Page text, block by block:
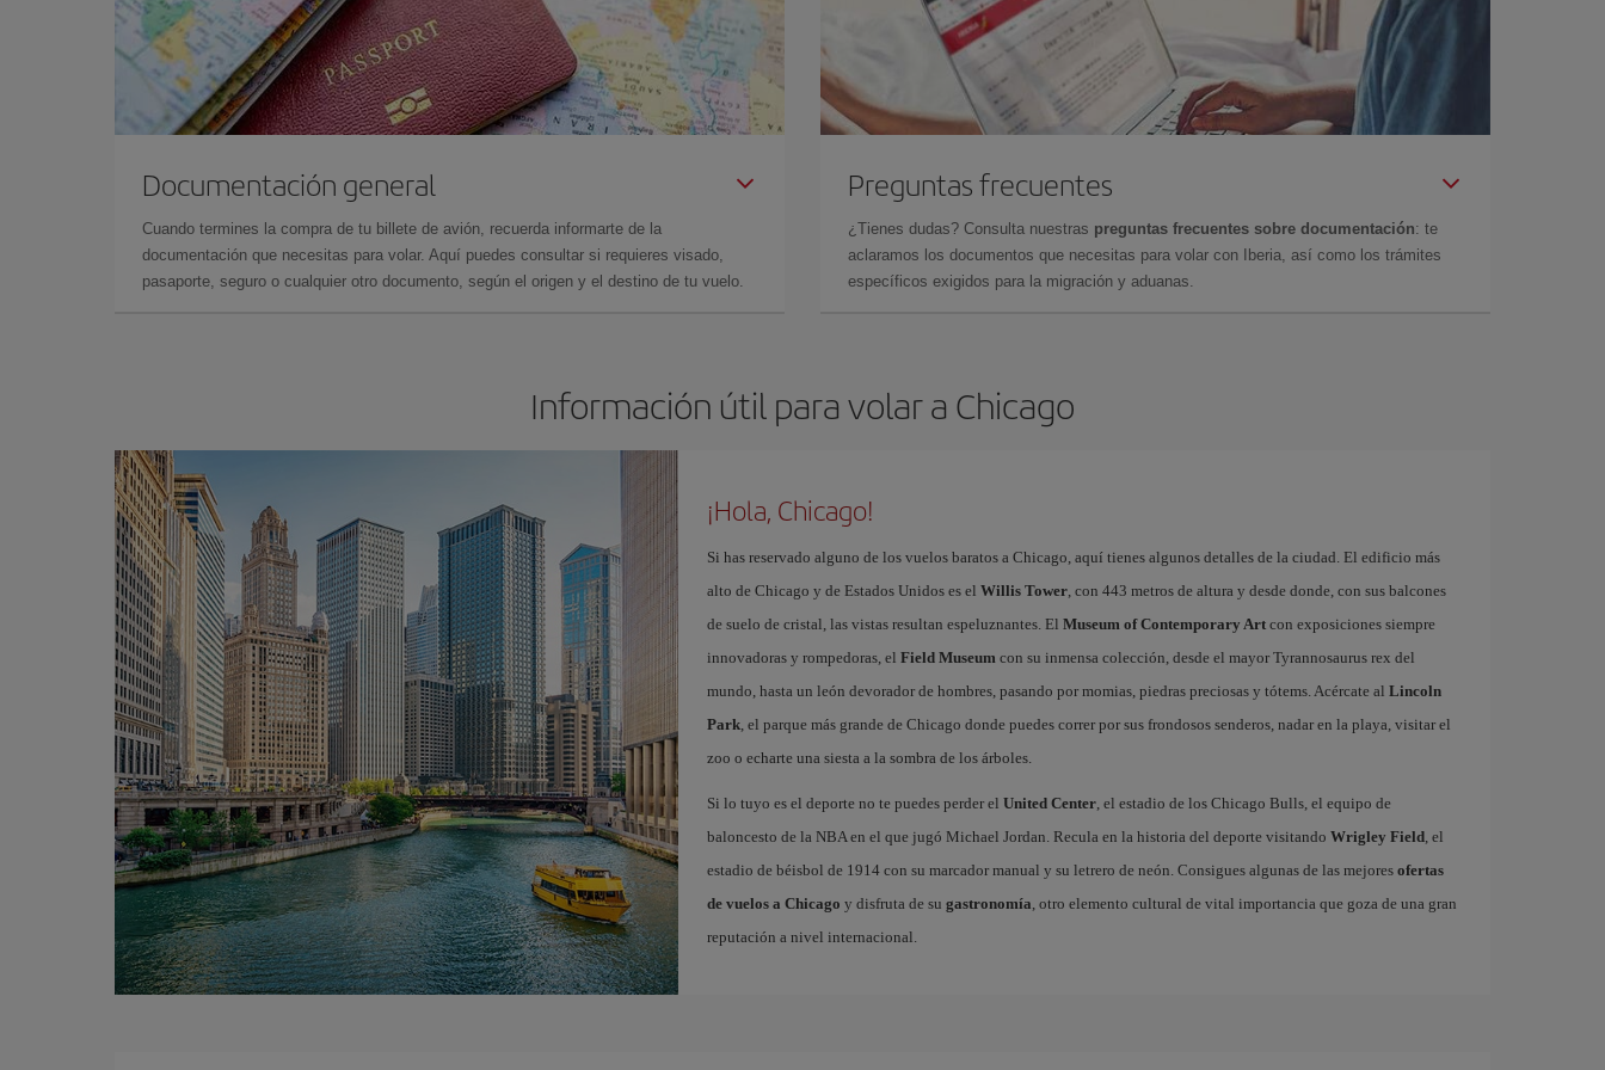
Documentación general
Cuando termines la compra de tu billete de avión, recuerda informarte de la
documentación que necesitas para volar. Aquí puedes consultar si requieres visado,
pasaporte, seguro o cualquier otro documento, según el origen y el destino de tu vuelo.
Preguntas frecuentes
¿Tienes dudas? Consulta nuestras preguntas frecuentes sobre documentación: te
aclaramos los documentos que necesitas para volar con Iberia, así como los trámites
específicos exigidos para la migración y aduanas.
Información útil para volar a Chicago
¡Hola, Chicago!
Si has reservado alguno de los vuelos baratos a Chicago, aquí tienes algunos detalles de la ciudad. El edificio más
alto de Chicago y de Estados Unidos es el Willis Tower, con 443 metros de altura y desde donde, con sus balcones
de suelo de cristal, las vistas resultan espeluznantes. El Museum of Contemporary Artcon exposiciones siempre
innovadoras y rompedoras, el Field Museumcon su inmensa colección, desde el mayor Tyrannosaurus rex del
mundo, hasta un león devorador de hombres, pasando por momias, piedras preciosas y tótems. Acércate al Lincoln
Park, el parque más grande de Chicago donde puedes correr por sus frondosos senderos, nadar en la playa, visitar el
zoo o echarte una siesta a la sombra de los árboles.
Si lo tuyo es el deporte no te puedes perder el United Center, el estadio de los Chicago Bulls, el equipo de
baloncesto de la NBA en el que jugó Michael Jordan. Recula en la historia del deporte visitando Wrigley Field, el
estadio de béisbol de 1914 con su marcador manual y su letrero de neón. Consigues algunas de las mejores ofertas
de vuelos a Chicago y disfruta de su gastronomía, otro elemento cultural de vital importancia que goza de una gran
reputación a nivel internacional.